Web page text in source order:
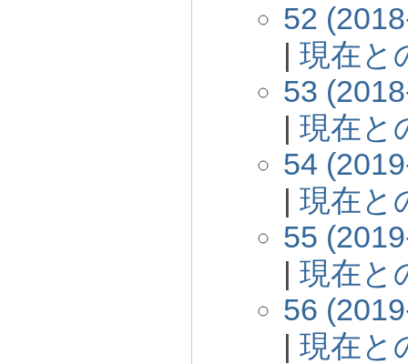
52
| 現在と
53
| 現在と
54
| 現在と
55
| 現在と
56
| 現在と